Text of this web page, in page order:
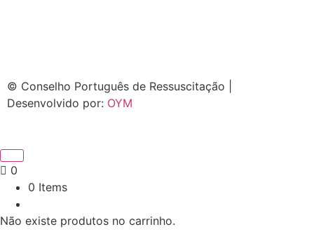
© Conselho Português de Ressuscitação |
Desenvolvido por: OYM
0
0 Items
Não existe produtos no carrinho.